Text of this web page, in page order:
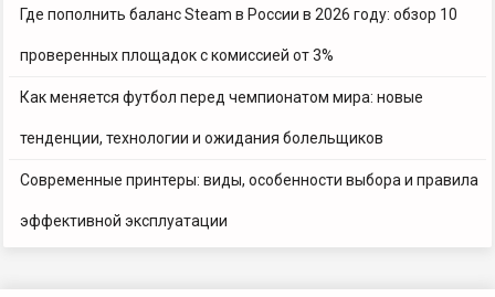
Где пополнить баланс Steam в России в 2026 году: обзор 10
проверенных площадок с комиссией от 3%
Как меняется футбол перед чемпионатом мира: новые
тенденции, технологии и ожидания болельщиков
Современные принтеры: виды, особенности выбора и правила
эффективной эксплуатации